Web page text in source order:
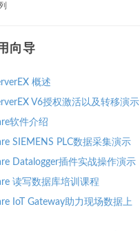
向导
概述
V6授权激活以及转移演示
软件介绍
SIEMENS PLC数据采集演示
Datalogger插件实战操作演示
读写数据库培训课程
IoT Gateway助力现场数据上